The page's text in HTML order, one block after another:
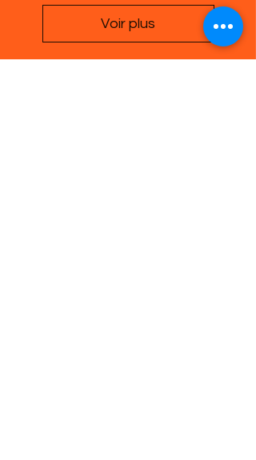
Voir plus